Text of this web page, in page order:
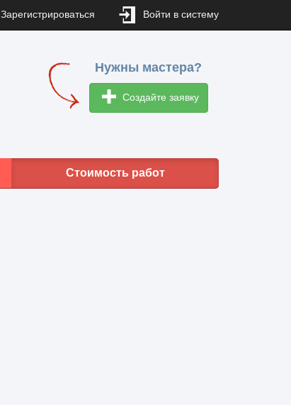
Зарегистрироваться Войти в систему
Нужны мастера?
Создайте заявку
Стоимость работ